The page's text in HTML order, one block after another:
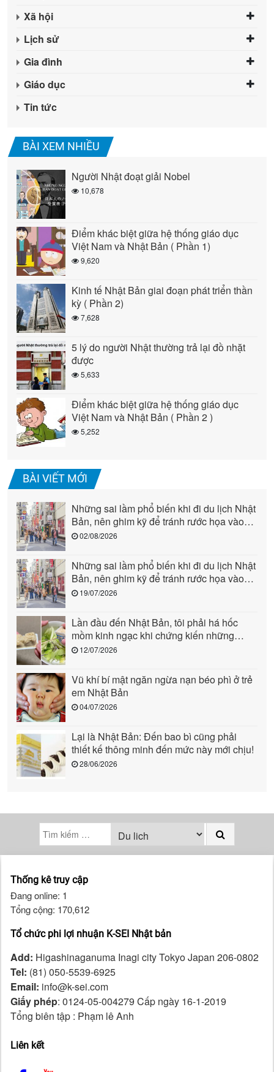
Xã hội
Lịch sử
Gia đình
Giáo dục
Tin tức
BÀI XEM NHIỀU
Người Nhật đoạt giải Nobel
10,678
Điểm khác biệt giữa hệ thống giáo dục
Việt Nam và Nhật Bản ( Phần 1)
9,620
Kinh tế Nhật Bản giai đoạn phát triển thần
kỳ ( Phần 2)
7,628
5 lý do người Nhật thường trả lại đồ nhặt
được
5,633
Điểm khác biệt giữa hệ thống giáo dục
Việt Nam và Nhật Bản ( Phần 2 )
5,252
BÀI VIẾT MỚI
Những sai lầm phổ biến khi đi du lịch Nhật
Bản, nên ghim kỹ để tránh rước họa vào
người (phần 2)
02/08/2026
Những sai lầm phổ biến khi đi du lịch Nhật
Bản, nên ghim kỹ để tránh rước họa vào
người (phần 1)
19/07/2026
Lần đầu đến Nhật Bản, tôi phải há hốc
mồm kinh ngạc khi chứng kiến những
cảnh này: Quả là “quốc gia đến từ tương
12/07/2026
Vũ khí bí mật ngăn ngừa nạn béo phì ở trẻ
em Nhật Bản
04/07/2026
Lại là Nhật Bản: Đến bao bì cũng phải
thiết kế thông minh đến mức này mới chịu!
28/06/2026
Thống kê truy cập
Đang online: 1
Tổng cộng: 170,612
Tổ chức phi lợi nhuận K-SEI Nhật bản
Add: Higashinaganuma Inagi city Tokyo Japan 206-0802
Tel: (81) 050-5539-6925
Email: info@k-sei.com
Giấy phép: 0124-05-004279 Cấp ngày 16-1-2019
Tổng biên tập : Phạm lê Anh
Liên kết